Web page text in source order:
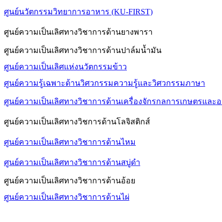
ศูนย์นวัตกรรมวิทยาการอาหาร (KU-FIRST)
ศูนย์ความเป็นเลิศทางวิชาการด้านยางพารา
ศูนย์ความเป็นเลิศทางวิชาการด้านปาล์มน้ำมัน
ศูนย์ความเป็นเลิศแห่งนวัตกรรมข้าว
ศูนย์ความรู้เฉพาะด้านวิศวกรรมความรู้และวิศวกรรมภาษา
ศูนย์ความเป็นเลิศทางวิชาการด้านเครื่องจักรกลการเกษตรและ
ศูนย์ความเป็นเลิศทางวิชการด้านโลจิสติกส์
ศูนย์ความเป็นเลิศทางวิชาการด้านไหม
ศูนย์ความเป็นเลิศทางวิชาการด้านสบู่ดำ
ศูนย์ความเป็นเลิศทางวิชาการด้านอ้อย
ศูนย์ความเป็นเลิศทางวิชาการด้านไผ่